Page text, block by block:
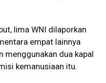
lima WNI dilaporkan
empat lainnya
menggunakan dua kapal
kemanusiaan itu.